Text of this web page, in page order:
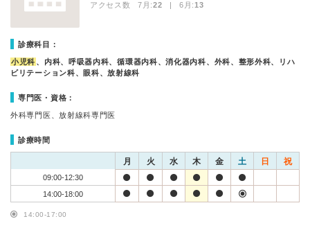
アクセス数 7月:22 | 6月:13
診療科目：
小児科 、内科、呼吸器内科、循環器内科、消化器内科、外科、整形外科、リハ
ビリテーション科、眼科、放射線科
専門医・資格：
外科専門医、放射線科専門医
診療時間
月 火 水 木 金 土 日 祝
09:00-12:30
14:00-18:00
14:00-17:00